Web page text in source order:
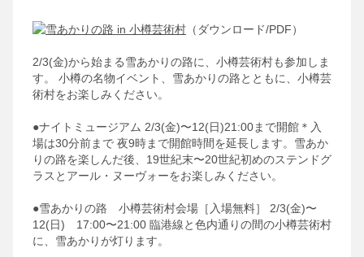
（ダウンロード/PDF）
2/3(金)から始まる雪あかりの路に、小樽芸術村も参加しま
す。
小樽の名物イベント、雪あかりの路とともに、小樽芸
術村をお楽しみください。
●ナイトミュージアム 2/3(金)〜12(日)21:00まで開館＊入
場は30分前まで 夜9時まで開館時間を延長します。雪あか
りの路を楽しんだ後、19世紀末〜20世紀初めのステンドグ
ラスとアール・ヌーヴォーをお楽しみください。
●雪あかりの路 小樽芸術村会場［入場無料］
2/3(金)〜
12(日) 17:00〜21:00 臨港線と色内通りの間の小樽芸術村
に、雪あかりが灯ります。